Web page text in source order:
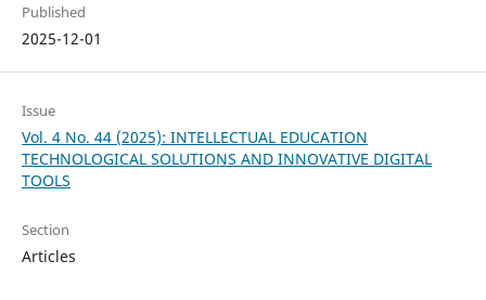
Published
2025-12-01
Issue
Vol. 4 No. 44 (2025): INTELLECTUAL EDUCATION
TECHNOLOGICAL SOLUTIONS AND INNOVATIVE DIGITAL
TOOLS
Section
Articles